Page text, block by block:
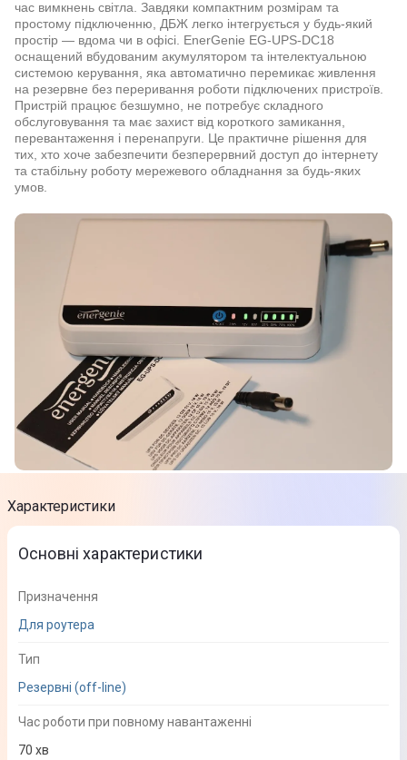
час вимкнень світла. Завдяки компактним розмірам та
простому підключенню, ДБЖ легко інтегрується у будь-який
простір — вдома чи в офісі. EnerGenie EG-UPS-DC18
оснащений вбудованим акумулятором та інтелектуальною
системою керування, яка автоматично перемикає живлення
на резервне без переривання роботи підключених пристроїв.
Пристрій працює безшумно, не потребує складного
обслуговування та має захист від короткого замикання,
перевантаження і перенапруги. Це практичне рішення для
тих, хто хоче забезпечити безперервний доступ до інтернету
та стабільну роботу мережевого обладнання за будь-яких
умов.
Характеристики
Основні характеристики
Призначення
Для роутера
Тип
Резервні (off-line)
Час роботи при повному навантаженні
70 хв